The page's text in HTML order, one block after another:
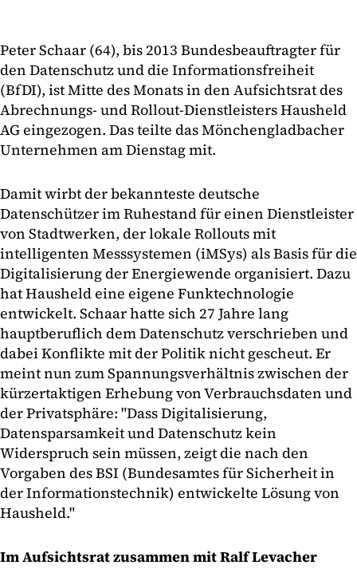
Peter Schaar (64), bis 2013 Bundesbeauftragter für
den Datenschutz und die Informationsfreiheit
(BfDI), ist Mitte des Monats in den Aufsichtsrat des
Abrechnungs- und Rollout-Dienstleisters Hausheld
AG eingezogen. Das teilte das Mönchengladbacher
Unternehmen am Dienstag mit.
Damit wirbt der bekannteste deutsche
Datenschützer im Ruhestand für einen Dienstleister
von Stadtwerken, der lokale Rollouts mit
intelligenten Messsystemen (iMSys) als Basis für die
Digitalisierung der Energiewende organisiert. Dazu
hat Hausheld eine eigene Funktechnologie
entwickelt. Schaar hatte sich 27 Jahre lang
hauptberuflich dem Datenschutz verschrieben und
dabei Konflikte mit der Politik nicht gescheut. Er
meint nun zum Spannungsverhältnis zwischen der
kürzertaktigen Erhebung von Verbrauchsdaten und
der Privatsphäre: "Dass Digitalisierung,
Datensparsamkeit und Datenschutz kein
Widerspruch sein müssen, zeigt die nach den
Vorgaben des BSI (Bundesamtes für Sicherheit in
der Informationstechnik) entwickelte Lösung von
Hausheld."
Im Aufsichtsrat zusammen mit Ralf Levacher